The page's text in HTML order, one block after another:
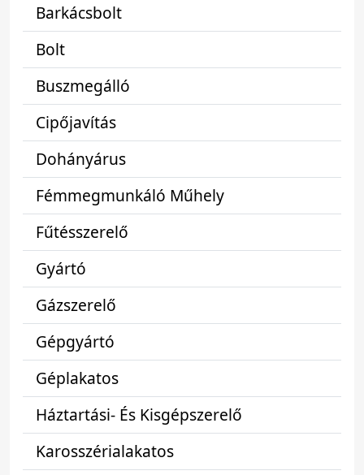
Barkácsbolt
Bolt
Buszmegálló
Cipőjavítás
Dohányárus
Fémmegmunkáló Műhely
Fűtésszerelő
Gyártó
Gázszerelő
Gépgyártó
Géplakatos
Háztartási- És Kisgépszerelő
Karosszérialakatos